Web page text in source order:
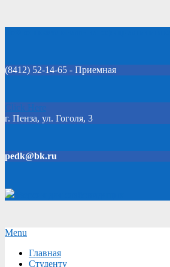
(8412) 52-14-65 - Приемная
Click Here
г. Пенза, ул. Гоголя, 3
pedk@bk.ru
Secondary
Menu
Menu
Главная
Студенту